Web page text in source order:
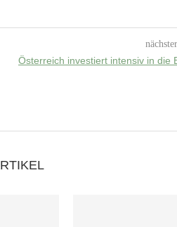
Österreich investiert intensiv in die